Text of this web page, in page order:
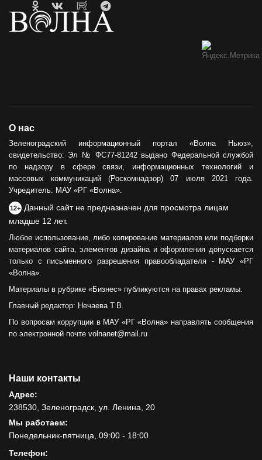
О нас
Зеленоградский информационный портал «Волна Ньюз»,
свидетельство: Эл № ФС77-81242 выдано Федеральной службой
по надзору в сфере связи, информационных технологий и
массовых коммуникаций (Роскомнадзор) 07 июля 2021 года.
Учредитель: МАУ «РГ «Волна».
12+ Данный сайт не предназначен для просмотра лицам
младше 12 лет.
Любое использование, либо копирование материалов или подборки
материалов сайта, элементов дизайна и оформления допускается
только с письменного разрешения правообладателя - МАУ «РГ
«Волна».
Материалы в рубрике «Бизнес» публикуются на правах рекламы.
Главный редактор: Нечаева Т.В.
По вопросам коррупции в МАУ «РГ «Волна» направлять сообщения
по электронной почте volnanet@mail.ru
Наши контакты
Адрес:
238530, Зеленоградск, ул. Ленина, 20
Мы работаем:
Понедельник-пятница, 09:00 - 18:00
Телефон: